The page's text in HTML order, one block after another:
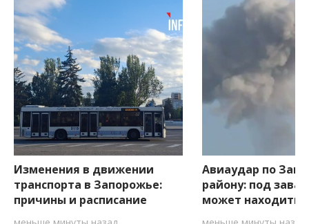
Изменения в движении
транспорта в Запорожье:
причины и расписание
Авиаудар по
району: под
может